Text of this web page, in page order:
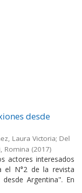
desde
Laura Victoria; Del
Romina (2017)
actores interesados
el N°2 de la revista
Argentina". En